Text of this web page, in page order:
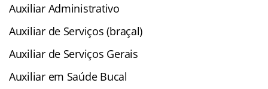
Auxiliar Administrativo
Auxiliar de Serviços (braçal)
Auxiliar de Serviços Gerais
Auxiliar em Saúde Bucal